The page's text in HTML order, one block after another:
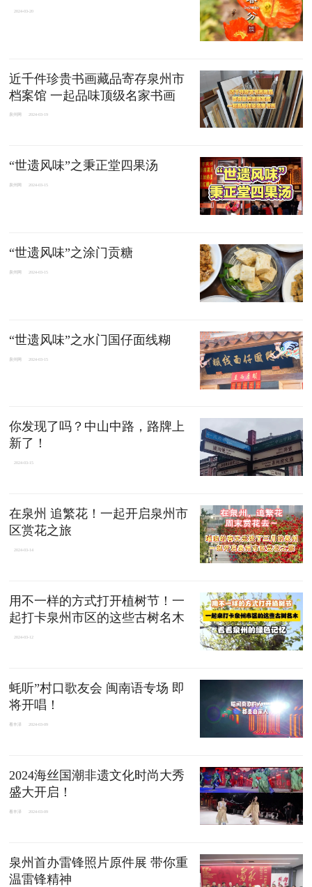
2024-03-20
近千件珍贵书画藏品寄存泉州市
档案馆 一起品味顶级名家书画
泉州网 2024-03-19
“世遗风味”之秉正堂四果汤
泉州网 2024-03-15
“世遗风味”之涂门贡糖
泉州网 2024-03-15
“世遗风味”之水门国仔面线糊
泉州网 2024-03-15
你发现了吗？中山中路，路牌上
新了！
2024-03-15
在泉州 追繁花！一起开启泉州市
区赏花之旅
2024-03-14
用不一样的方式打开植树节！一
起打卡泉州市区的这些古树名木
2024-03-12
蚝听”村口歌友会 闽南语专场 即
将开唱！
看丰泽 2024-03-09
​2024海丝国潮非遗文化时尚大秀
盛大开启！
看丰泽 2024-03-09
泉州首办雷锋照片原件展 带你重
温雷锋精神